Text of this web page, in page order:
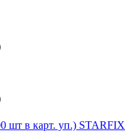
шт в карт. уп.) STARFIX